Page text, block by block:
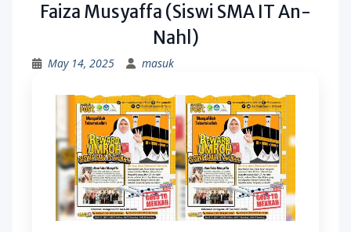
Faiza Musyaffa (Siswi SMA IT An-
Nahl)
May 14, 2025 masuk